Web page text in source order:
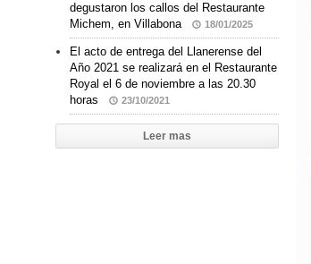
degustaron los callos del Restaurante
Michem, en Villabona
18/01/2025
El acto de entrega del Llanerense del
Año 2021 se realizará en el Restaurante
Royal el 6 de noviembre a las 20.30
horas
23/10/2021
Leer mas